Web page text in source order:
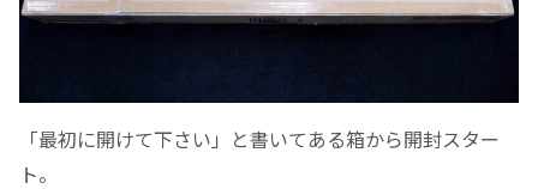
「最初に開けて下さい」と書いてある箱から開封スター
ト。